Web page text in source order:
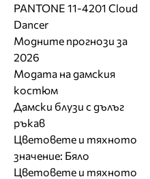
PANTONE 11-4201 Cloud
Dancer
Модните прогнози за
2026
Модата на дамския
костюм
Дамски блузи с дълъг
ръкав
Цветовете и тяхното
значение: Бяло
Цветовете и тяхното